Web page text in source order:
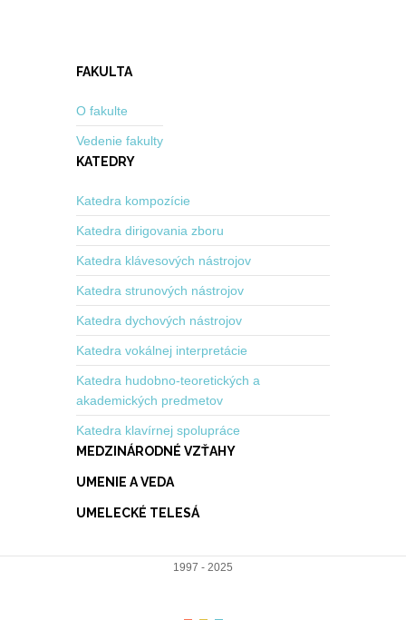
FAKULTA
O fakulte
Vedenie fakulty
KATEDRY
Katedra kompozície
Katedra dirigovania zboru
Katedra klávesových nástrojov
Katedra strunových nástrojov
Katedra dychových nástrojov
Katedra vokálnej interpretácie
Katedra hudobno-teoretických a
akademických predmetov
Katedra klavírnej spolupráce
MEDZINÁRODNÉ VZŤAHY
UMENIE A VEDA
UMELECKÉ TELESÁ
1997 - 2025